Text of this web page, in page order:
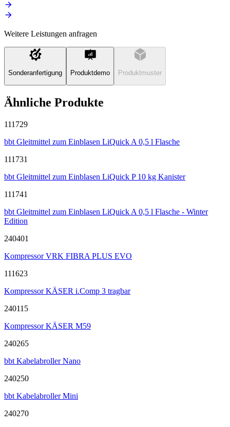
Weitere Leistungen anfragen
Sonderanfertigung Produktdemo Produktmuster
Ähnliche Produkte
111729
bbt Gleitmittel zum Einblasen LiQuick A 0,5 l Flasche
111731
bbt Gleitmittel zum Einblasen LiQuick P 10 kg Kanister
111741
bbt Gleitmittel zum Einblasen LiQuick A 0,5 l Flasche - Winter
Edition
240401
Kompressor VRK FIBRA PLUS EVO
111623
Kompressor KÄSER i.Comp 3 tragbar
240115
Kompressor KÄSER M59
240265
bbt Kabelabroller Nano
240250
bbt Kabelabroller Mini
240270